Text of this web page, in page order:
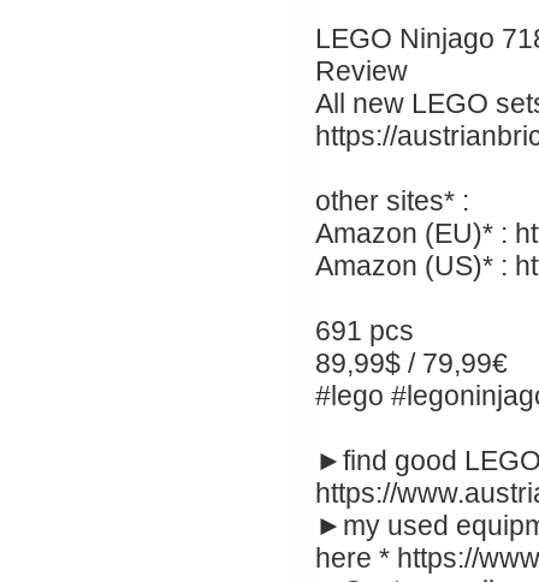
LEGO Ninjago
Review
All new LEGO
https://
other sites* :
Amazon (EU)* :
Amazon (US)* :
691 pcs
89,99$ / 79,99€
#lego
►find good
https://
►my used
here * https://